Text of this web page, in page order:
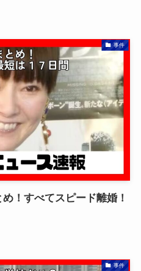
事件
！すべてスピード離婚！
事件